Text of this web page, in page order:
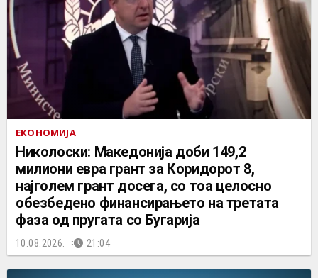
ЕКОНОМИЈА
Николоски: Македонија доби 149,2
милиони евра грант за Коридорот 8,
најголем грант досега, со тоа целосно
обезбедено финансирањето на третата
фаза од пругата со Бугарија
10.08.2026. 21:04